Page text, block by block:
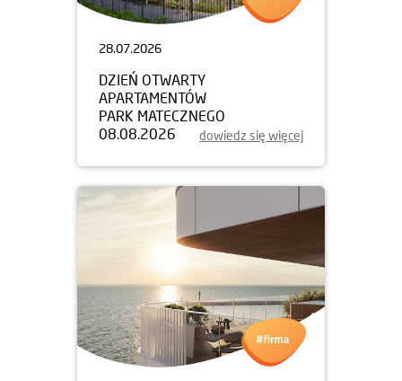
28.07.2026
DZIEŃ OTWARTY
APARTAMENTÓW
PARK MATECZNEGO
08.08.2026
dowiedz się więcej